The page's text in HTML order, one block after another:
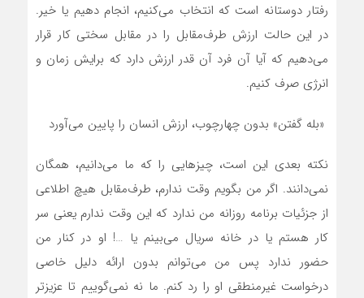
رفتار دوستانه است که انتخاب می‌کنیم، انجام دهیم یا خیر.
در این حالت ارزش طرف‌مقابل را در مقابل سختی کار قرار
می‌دهیم که آیا آن فرد آن قدر ارزش دارد که برایش زمان و
انرژی صرف کنیم.
«بله گفتن» بدون چهارچوب، ارزش انسان را پایین می‌آورد
نکته بعدی این است، چیز‌هایی را که ما می‌دانیم، همگان
نمی‌دانند. اگر من بگویم وقت ندارم، طرف‌مقابل هیچ اطلاعی
از جزئیات برنامه روزانه من ندارد که این وقت ندارم یعنی سر
کار هستم یا در خانه سریال می‌بینم یا …! او در کنار من
حضور ندارد پس من می‌توانم بدون ارائه دلیل خاصی
درخواست غیرمنطقی او را رد کنم. ما نه نمی‌گوییم تا عزیزتر